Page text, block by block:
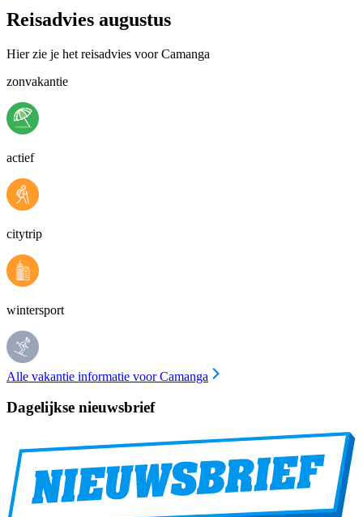
Reisadvies augustus
Hier zie je het reisadvies voor Camanga
zonvakantie
actief
citytrip
wintersport
Alle vakantie informatie voor Camanga
Dagelijkse nieuwsbrief